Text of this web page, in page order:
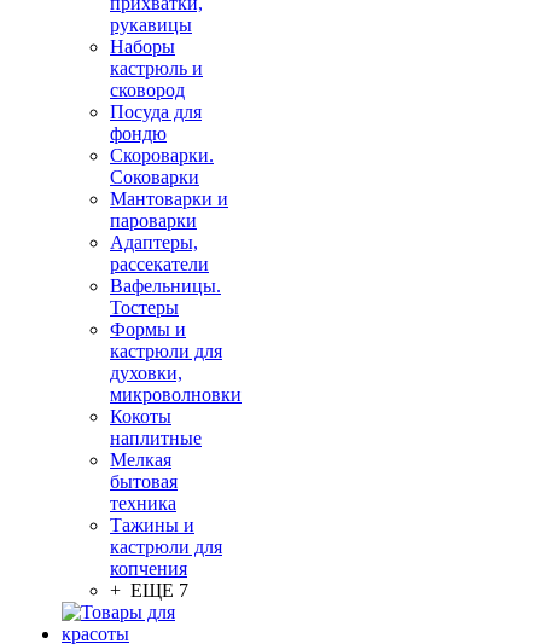
рукавицы
Наборы
кастрюль и
сковород
Посуда для
фондю
Скороварки.
Соковарки
Мантоварки и
пароварки
Адаптеры,
рассекатели
Вафельницы.
Тостеры
Формы и
кастрюли для
духовки,
микроволновки
Кокоты
наплитные
Мелкая
бытовая
техника
Тажины и
кастрюли для
копчения
+ ЕЩЕ 7